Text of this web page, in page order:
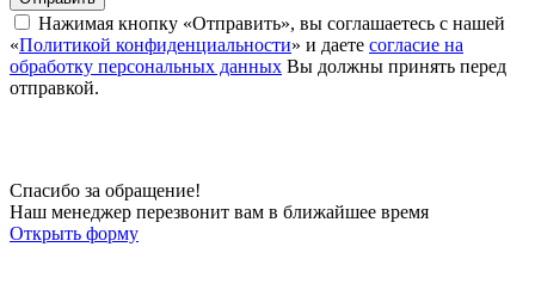
Нажимая кнопку «Отправить», вы соглашаетесь с нашей
«Политикой конфиденциальности» и даете согласие на
обработку персональных данных Вы должны принять перед
отправкой.
Спасибо за обращение!
Наш менеджер перезвонит вам в ближайшее время
Открыть форму